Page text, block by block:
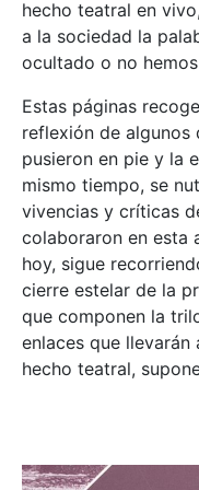
hecho teatral en
a la sociedad la
ocultado o no
Estas páginas
reflexión de
pusieron en pie y la
mismo tiempo, se
vivencias y críticas
colaboraron en esta
hoy, sigue
cierre estelar de la
que componen la
enlaces que
hecho teatral,